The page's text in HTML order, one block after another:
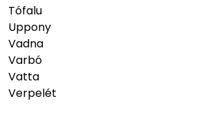
Tófalu
Uppony
Vadna
Varbó
Vatta
Verpelét